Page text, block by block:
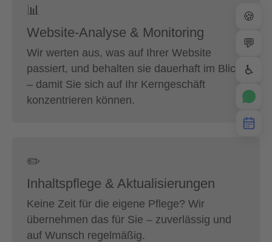
📊
Website-Analyse & Monitoring
Wir werten aus, was auf Ihrer Website
passiert, und behalten sie dauerhaft im Blick
– damit Sie sich auf Ihr Kerngeschäft
konzentrieren können.
✏️
Inhaltspflege & Aktualisierungen
Keine Zeit für die eigene Pflege? Wir
übernehmen das für Sie – zuverlässig und
auf Wunsch regelmäßig.
🍪
💬
♿